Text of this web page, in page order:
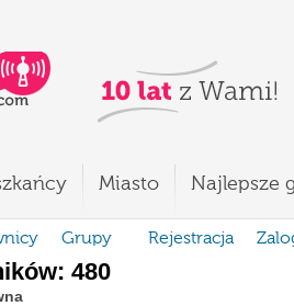
Miasto Najlepsze
Grupy Rejestracja
480